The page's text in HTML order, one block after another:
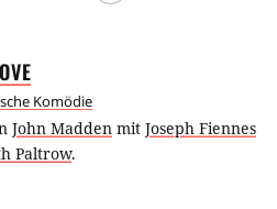
Komödie
John Madden mit Joseph Fiennes
Paltrow.